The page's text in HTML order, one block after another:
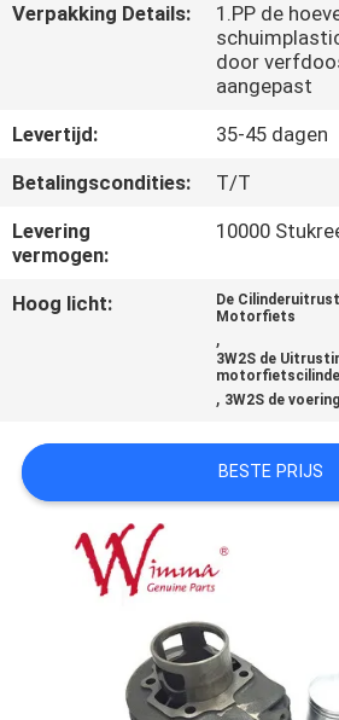
EEN
OFFERTE
SITEMAP
PRIVACYBELEID
Verpakking Details:
1.PP de
door
aangepast
Levertijd:
35-45 dagen
Betalingscondities:
T/T
Levering
vermogen:
10000
Hoog licht:
De
Motorfiets
,
3W2S de
, 3W2S de
BESTE PRIJS